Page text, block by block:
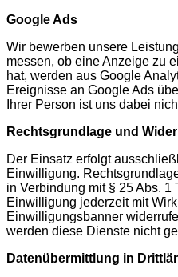
Google Ads
Wir bewerben unsere
messen, ob eine Anzeige zu
hat, werden aus Google
Ereignisse an Google Ads
Ihrer Person ist uns dabei
Rechtsgrundlage und
Der Einsatz erfolgt
Einwilligung.
in Verbindung mit § 25 Abs.
Einwilligung jederzeit mit
Einwilligungsbanner
werden diese Dienste nicht
Datenübermittlung in